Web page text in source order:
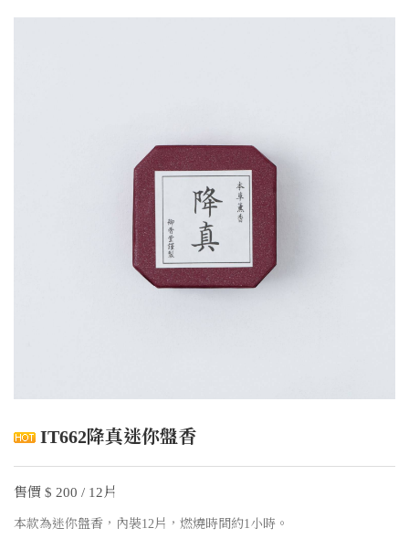
IT662降真迷你盤香
售價 $ 200 / 12片
本款為迷你盤香，內裝12片，燃燒時間約1小時。